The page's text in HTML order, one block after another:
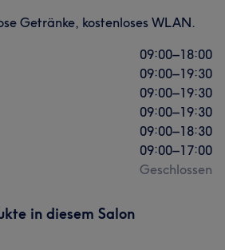
Naz sagen
Getränke, kostenloses WLAN.
09:00–18:00
09:00–19:30
09:00–19:30
09:00–19:30
09:00–18:30
09:00–17:00
Geschlossen
in diesem Salon